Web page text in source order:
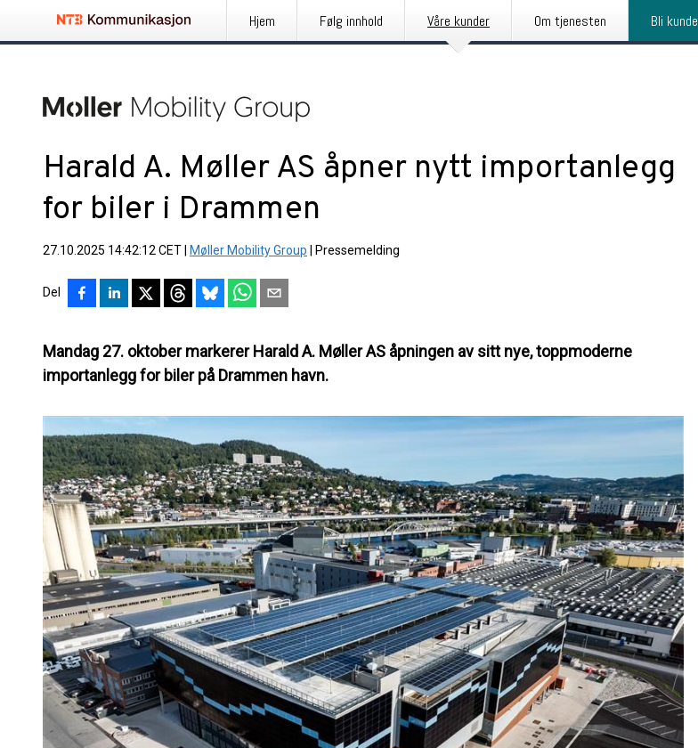
Hjem Følg innhold Våre kunder Om tjenesten Bli kunde
Harald A. Møller AS åpner nytt importanlegg
for biler i Drammen
27.10.2025 14:42:12 CET Møller Mobility Group Pressemelding
Del
Mandag 27. oktober markerer Harald A. Møller AS åpningen av sitt nye, toppmoderne
importanlegg for biler på Drammen havn.